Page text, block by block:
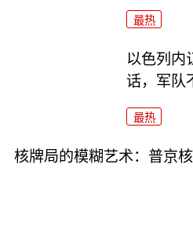
最热
以色列内
话，军队
最热
核牌局的模糊艺术：普京